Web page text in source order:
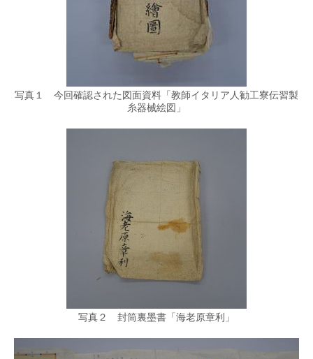
写真１ 今回確認された図面資料「教師イタリア人勧工寮伝習製
糸器械絵図」
写真２ 封筒裏墨書「海老原章利」